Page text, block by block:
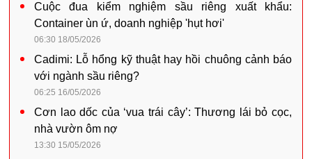
Cuộc đua kiểm nghiệm sầu riêng xuất khẩu:
Container ùn ứ, doanh nghiệp 'hụt hơi'
06:30 18/05/2026
Cadimi: Lỗ hổng kỹ thuật hay hồi chuông cảnh báo
với ngành sầu riêng?
06:25 16/05/2026
Cơn lao dốc của ‘vua trái cây’: Thương lái bỏ cọc,
nhà vườn ôm nợ
13:30 15/05/2026